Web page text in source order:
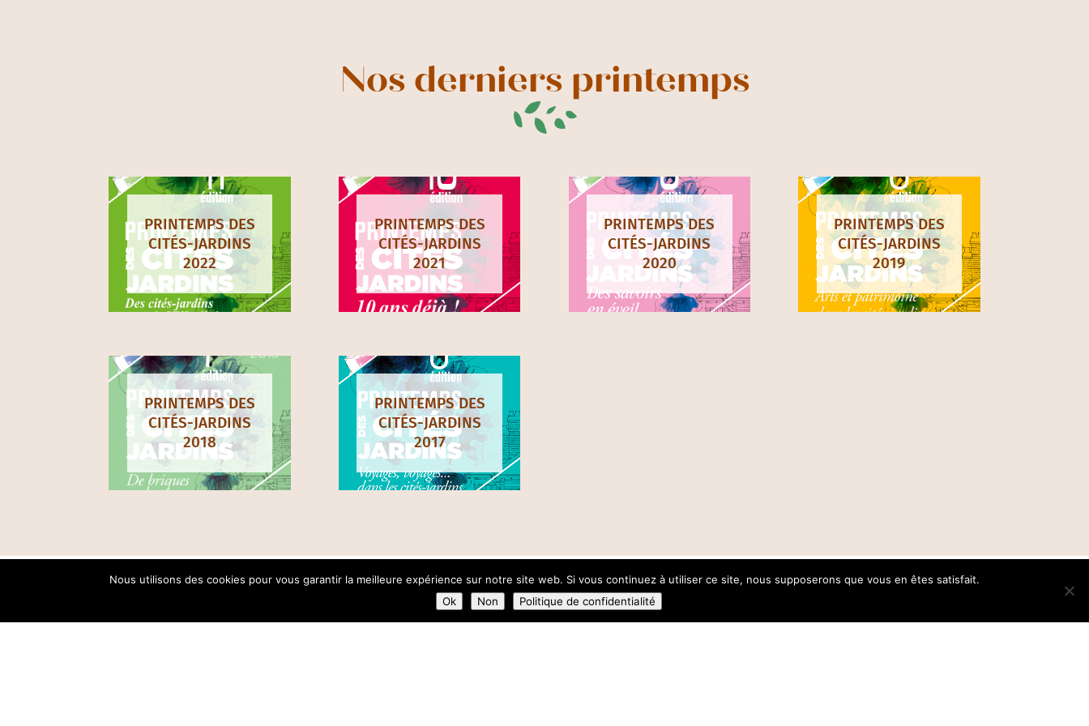
Nos derniers printemps
PRINTEMPS DES
CITÉS-JARDINS
2022
PRINTEMPS DES
CITÉS-JARDINS
2021
PRINTEMPS DES
CITÉS-JARDINS
2020
PRINTEMPS DES
CITÉS-JARDINS
2019
PRINTEMPS DES
CITÉS-JARDINS
2018
PRINTEMPS DES
CITÉS-JARDINS
2017
NEWSLETTER
Nous utilisons des cookies pour vous garantir la meilleure expérience sur notre site web. Si vous continuez à utiliser ce site, nous supposerons que vous en êtes satisfait.
Ok
Non Politique de confidentialité